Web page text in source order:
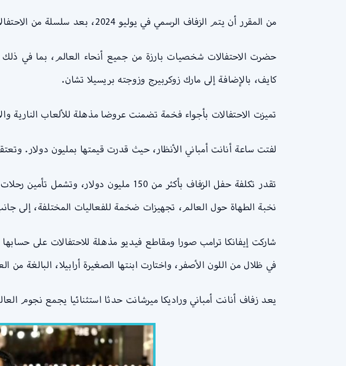
من المقرر أن يتم الزفاف الرسمي في يوليو 2024، بعد سلسلة من الاحتفالات التي تستمر 5 أشهر وتقدر تكلفة 100 مليون دولار.
حضرت الاحتفالات شخصيات بارزة من جميع أنحاء العالم، بما في ذلك
كايف، بالإضافة إلى مارك زوكربيرج وزوجته بريسيلا تشان.
تميزت الاحتفالات بأجواء فخمة تضمنت عروضا مذهلة للألعاب النارية
لفتت ساعة أنانت أمباني الأنظار، حيث قدرت قيمتها بمليون دولار. وتعتقد أنها من
نخبة الطهاة حول العالم، تجهيزات ضخمة للفعاليات المختلفة،
شاركت إيفانكا ترامب صورا ومقاطع فيديو مذهلة للاحتفالات على
في ظلال من اللون الأصفر، واختارت ابنتها الصغيرة أرابيلا، البالغة من العمر 12 عاما، أن تسير على خطى والدتها بفستان أصفر بدون
يعد زفاف أنانت أمباني وراديكا ميرشانت حدثا استثنائيا يجمع نجوم